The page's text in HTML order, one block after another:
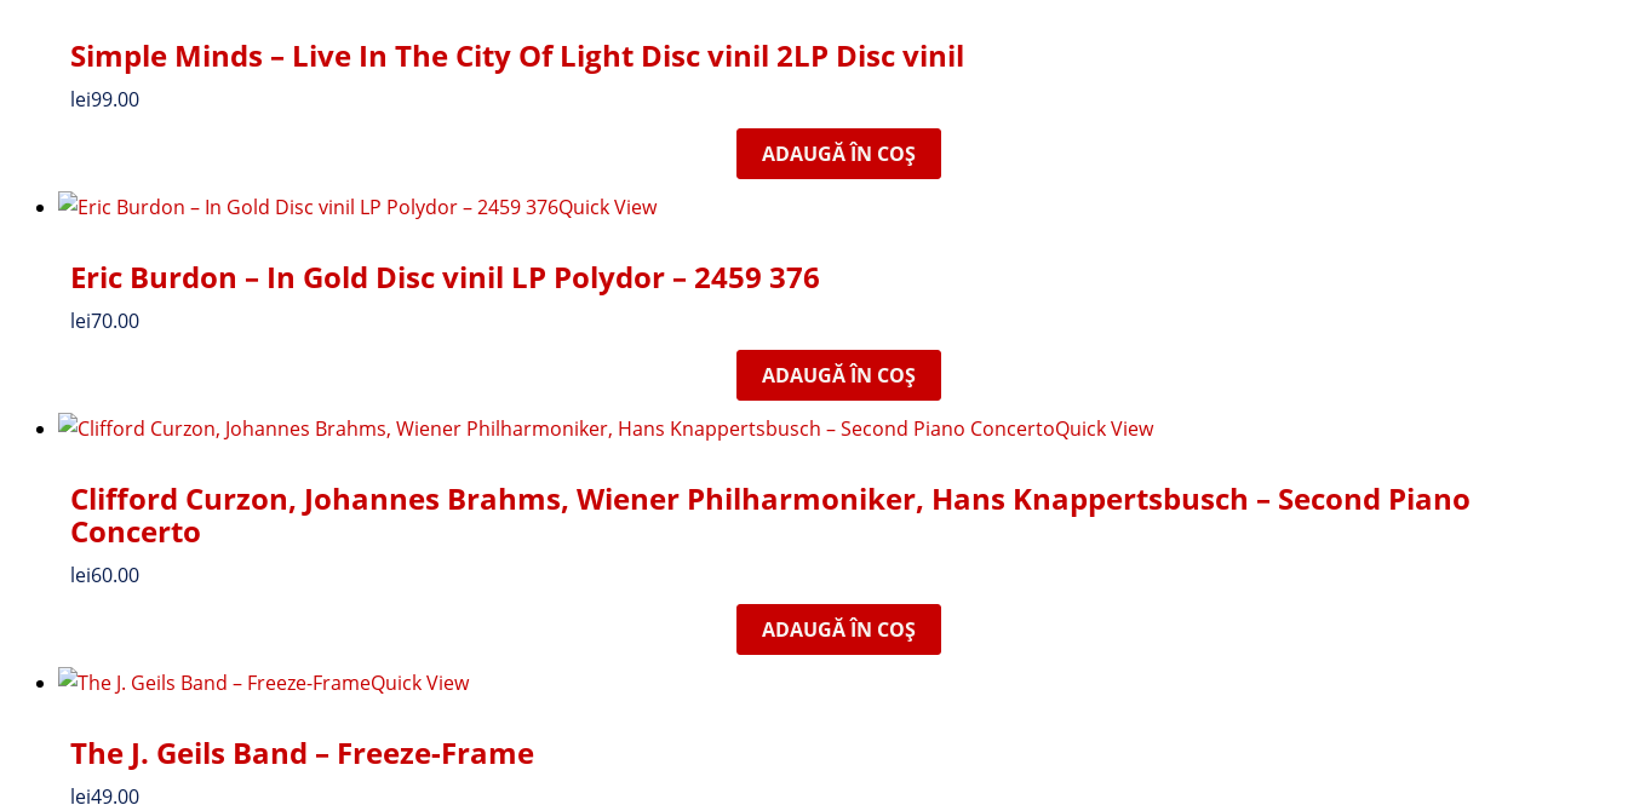
Simple Minds – Live In The City Of Light Disc vinil 2LP Disc vinil
lei99.00
ADAUGĂ ÎN COȘ
Quick View
Eric Burdon – In Gold Disc vinil LP Polydor ‎– 2459 376
lei70.00
ADAUGĂ ÎN COȘ
Quick View
Clifford Curzon, Johannes Brahms, Wiener Philharmoniker, Hans Knappertsbusch – Second Piano
Concerto
lei60.00
ADAUGĂ ÎN COȘ
Quick View
The J. Geils Band – Freeze-Frame
lei49.00